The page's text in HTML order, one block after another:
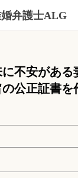
弁護士ALG
不安があ
公正証書を